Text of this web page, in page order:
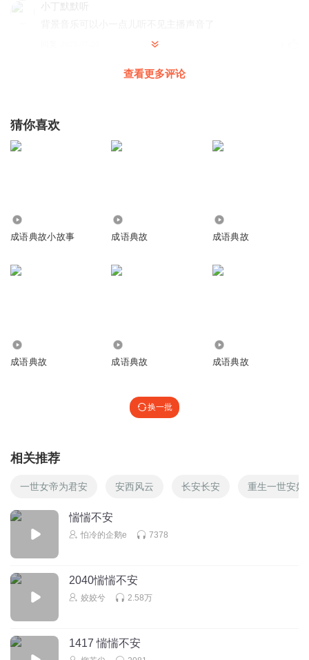
小丁默默听
查看更多评论
猜你喜欢
成语典故小故事 成语典故 成语典故
成语典故 成语典故 成语典故
换一批
相关推荐
一世女帝为君安 安西风云 长安长安 重生一世安好
惴惴不安
怕冷的企鹅e 7378
2040惴惴不安
姣姣兮 2.58万
1417 惴惴不安